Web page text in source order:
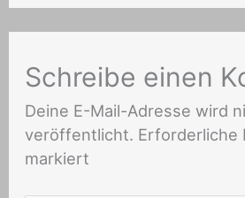
Schreibe einen
Deine E-Mail-Adresse wird
veröffentlicht. Erforderliche
markiert